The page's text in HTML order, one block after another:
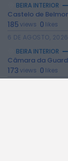
BEIRA INTERIOR
Castelo de
185views 0 likes
6 DE AGOSTO, 2026
BEIRA INTERIOR
Câmara da
173views 0 likes